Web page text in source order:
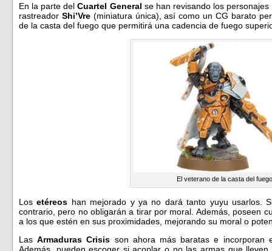
En la parte delCuartel General se han revisando los
rastreador Shi’Vre (miniatura única), así como un CG barato
de la casta del fuego que permitirá una cadencia de fuego
El veterano de la casta del fuego
Losetéreos han mejorado y ya no dará tanto yuyu usarlos.
contrario, pero no obligarán a tirar por moral. Además, poseen
a los que estén en sus proximidades, mejorando su moral o
LasArmaduras Crisis son ahora más baratas e incorporan